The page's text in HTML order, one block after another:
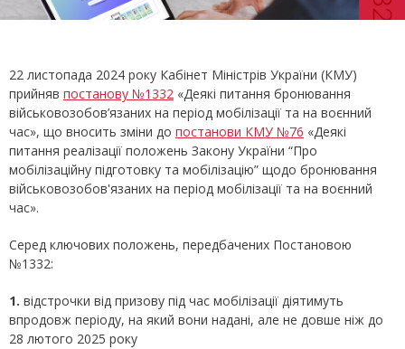
22 листопада 2024 року Кабінет Міністрів України (КМУ)
прийняв постанову №1332 «Деякі питання бронювання
військовозобов’язаних на період мобілізації та на воєнний
час», що вносить зміни до постанови КМУ №76 «Деякі
питання реалізації положень Закону України “Про
мобілізаційну підготовку та мобілізацію” щодо бронювання
військовозобов'язаних на період мобілізації та на воєнний
час».
Серед ключових положень, передбачених Постановою
№1332:
1. відстрочки від призову під час мобілізації діятимуть
впродовж періоду, на який вони надані, але не довше ніж до
28 лютого 2025 року